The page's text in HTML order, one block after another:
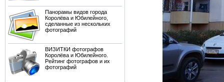
Панорамы видов города
Королёва и Юбилейного,
сделанные из нескольких
фотографий
ВИЗИТКИ фотографов
Королёва и Юбилейного.
Рейтинг фотографов и их
фотографий